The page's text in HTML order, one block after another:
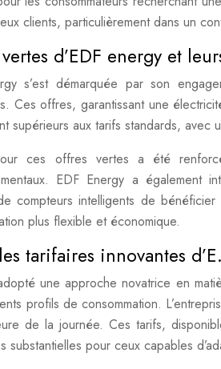
clients, particulièrement dans un
d’EDF energy et
s’est démarquée par son
Ces offres, garantissant une
supérieurs aux tarifs standards,
ces offres vertes a été
EDF Energy a également
compteurs intelligents de
plus flexible et économique.
tarifaires innovantes
une approche novatrice en
profils de consommation.
de la journée. Ces tarifs,
substantielles pour ceux capables